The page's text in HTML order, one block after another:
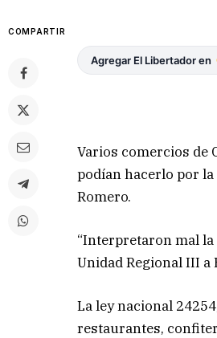
COMPARTIR
Agregar El Libertador en
Varios comercios de
podían hacerlo por
Romero.
“Interpretaron mal
Unidad Regional III a
La ley nacional
restaurantes,